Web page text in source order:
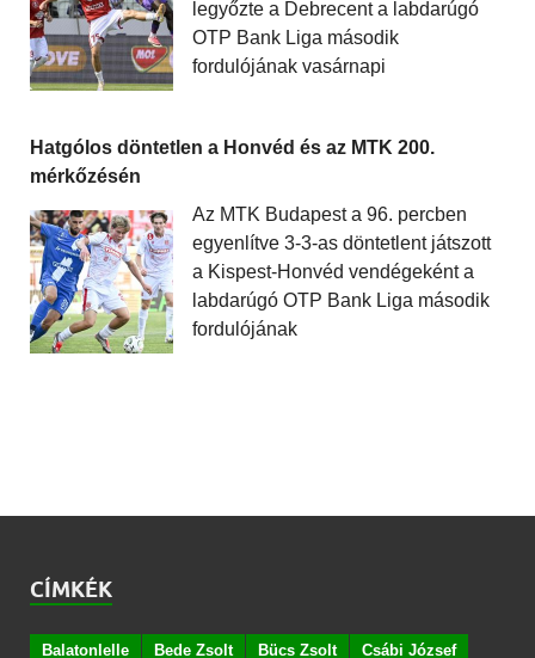
legyőzte a Debrecent a labdarúgó
OTP Bank Liga második
fordulójának vasárnapi
Hatgólos döntetlen a Honvéd és az MTK 200.
mérkőzésén
Az MTK Budapest a 96. percben
egyenlítve 3-3-as döntetlent játszott
a Kispest-Honvéd vendégeként a
labdarúgó OTP Bank Liga második
fordulójának
CÍMKÉK
Balatonlelle Bede Zsolt Bücs Zsolt
Csábi József